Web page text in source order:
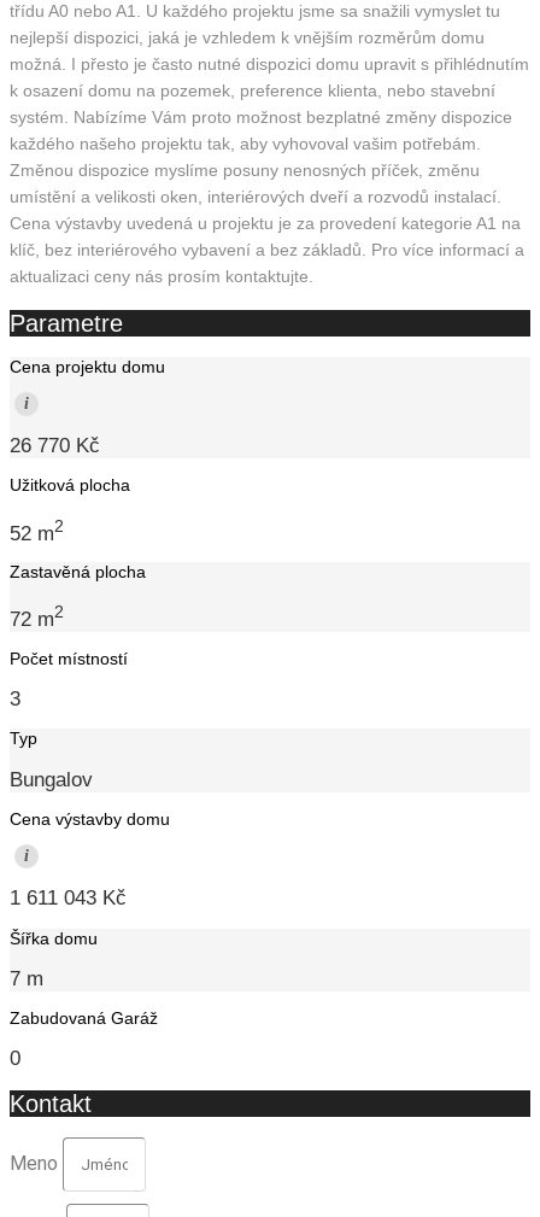
třídu A0 nebo A1. U každého projektu jsme sa snažili vymyslet tu
nejlepší dispozici, jaká je vzhledem k vnějším rozměrům domu
možná. I přesto je často nutné dispozici domu upravit s přihlédnutím
k osazení domu na pozemek, preference klienta, nebo stavební
systém. Nabízíme Vám proto možnost bezplatné změny dispozice
každého našeho projektu tak, aby vyhovoval vašim potřebám.
Změnou dispozice myslíme posuny nenosných příček, změnu
umístění a velikosti oken, interiérových dveří a rozvodů instalací.
Cena výstavby uvedená u projektu je za provedení kategorie A1 na
klíč, bez interiérového vybavení a bez základů. Pro více informací a
aktualizaci ceny nás prosím kontaktujte.
Parametre
Cena projektu domu
i
26 770 Kč
Užitková plocha
52 m2
Zastavěná plocha
72 m2
Počet místností
3
Typ
Bungalov
Cena výstavby domu
i
1 611 043 Kč
Šířka domu
7 m
Zabudovaná Garáž
0
Kontakt
Meno